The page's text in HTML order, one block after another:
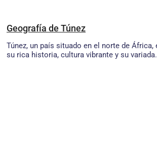
Geografía de Túnez
Túnez, un país situado en el norte de
su rica historia, cultura vibrante y su